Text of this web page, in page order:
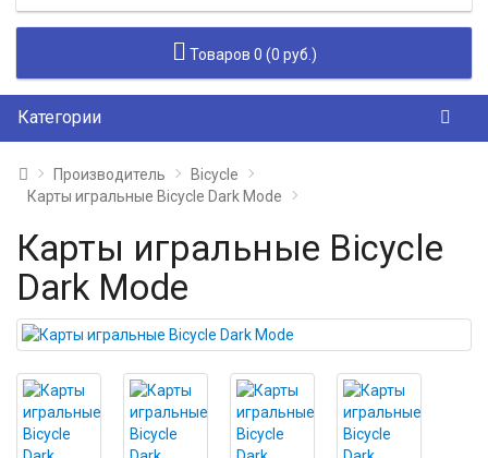
Товаров 0 (0 руб.)
Категории
Производитель
Bicycle
Карты игральные Bicycle Dark Mode
Карты игральные Bicycle
Dark Mode